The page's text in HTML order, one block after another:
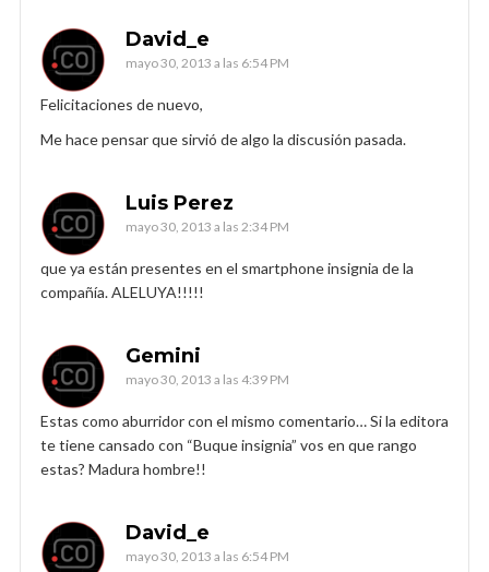
David_e
mayo 30, 2013 a las 6:54 PM
Felicitaciones de nuevo,
Me hace pensar que sirvió de algo la discusión pasada.
Luis Perez
mayo 30, 2013 a las 2:34 PM
que ya están presentes en el smartphone insignia de la
compañía. ALELUYA!!!!!
Gemini
mayo 30, 2013 a las 4:39 PM
Estas como aburridor con el mismo comentario… Si la editora
te tiene cansado con “Buque insignia” vos en que rango
estas? Madura hombre!!
David_e
mayo 30, 2013 a las 6:54 PM